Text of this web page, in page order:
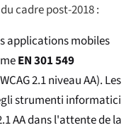
cadre post-2018 :
applications mobiles
EN 301 549
2.1 niveau AA). Les
strumenti informatici
AA dans l'attente de la